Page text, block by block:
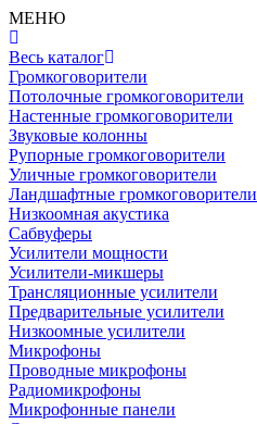
МЕНЮ
Весь каталог
Громкоговорители
Потолочные громкоговорители
Настенные громкоговорители
Звуковые колонны
Рупорные громкоговорители
Уличные громкоговорители
Ландшафтные громкоговорители
Низкоомная акустика
Сабвуферы
Усилители мощности
Усилители-микшеры
Трансляционные усилители
Предварительные усилители
Низкоомные усилители
Микрофоны
Проводные микрофоны
Радиомикрофоны
Микрофонные панели